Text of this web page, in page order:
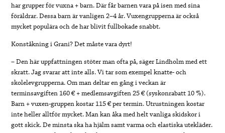
har grupper för vuxna + barn. Där får barnen vara på isen med sina
föräldrar. Dessa barn är vanligen 2–4 år. Vuxengrupperna är också
mycket populära och de har blivit fullbokade snabbt.
Konståkning i Grani? Det måste vara dyrt!
– Den här uppfattningen stöter man ofta på, säger Lindholm med ett
skratt. Jag svarar att inte alls. Vi tar som exempel knatte- och
skolelevgrupperna. Om man deltar en gång i veckan är
terminsavgiften 160 € + medlemsavgiften 25 € (syskonrabatt 10 %).
Barn + vuxen-gruppen kostar 115 € per termin. Utrustningen kostar
inte heller alltför mycket. Man kan åka med helt vanliga skidskor i
gott skick. De minsta ska ha hjälm samt varma och elastiska utekläder.